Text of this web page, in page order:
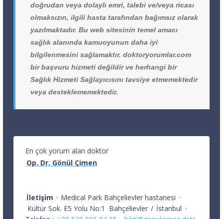
doğrudan veya dolaylı emri, talebi ve/veya ricası
olmaksızın, ilgili hasta tarafından bağımsız olarak
yazılmaktadır. Bu web sitesinin temel amacı
sağlık alanında kamuoyunun daha iyi
bilgilenmesini sağlamaktır. doktoryorumlar.com
bir başvuru hizmeti değildir ve herhangi bir
Sağlık Hizmeti Sağlayıcısını tavsiye etmemektedir
veya desteklememektedir.
En çok yorum alan doktor
Op. Dr. Gönül Çimen
İletişim · Medical Park Bahçelievler hastanesi ·
Kültür Sok. E5 Yolu No:1
Bahçelievler / İstanbul ·